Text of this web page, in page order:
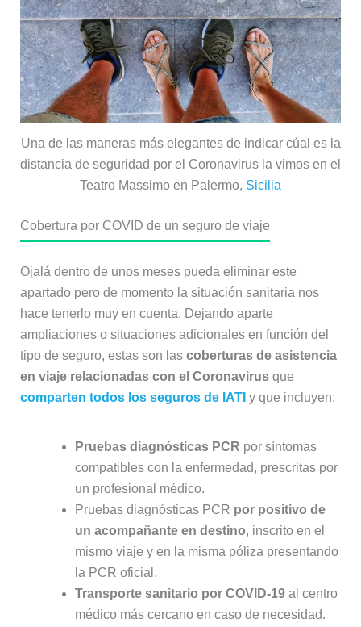
Una de las maneras más elegantes de indicar cúal es la
distancia de seguridad por el Coronavirus la vimos en el
Teatro Massimo en Palermo, Sicilia
Cobertura por COVID de un seguro de viaje
Ojalá dentro de unos meses pueda eliminar este
apartado pero de momento la situación sanitaria nos
hace tenerlo muy en cuenta. Dejando aparte
ampliaciones o situaciones adicionales en función del
tipo de seguro, estas son las coberturas de asistencia
en viaje relacionadas con el Coronavirusque
comparten todos los seguros de IATI y que incluyen:
Pruebas diagnósticas PCR por síntomas
compatibles con la enfermedad, prescritas por
un profesional médico.
Pruebas diagnósticas PCR por positivo de
un acompañante en destino, inscrito en el
mismo viaje y en la misma póliza presentando
la PCR oficial.
Transporte sanitario por COVID-19al centro
médico más cercano en caso de necesidad.